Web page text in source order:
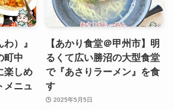
）』
町中
楽しめ
メニュ
【あかり食堂＠甲州市】明
るくて広い勝沼の大型食堂
で『あさりラーメン』を食
す
2025年5月5日